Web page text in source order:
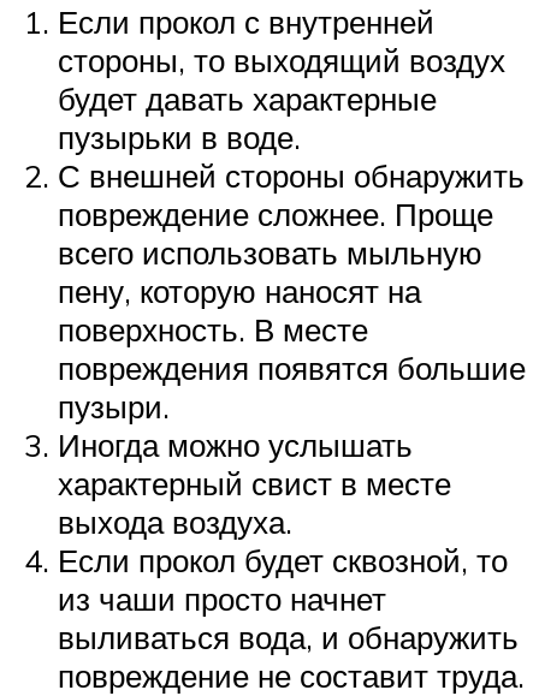
Если прокол с внутренней
стороны, то выходящий воздух
будет давать характерные
пузырьки в воде.
С внешней стороны обнаружить
повреждение сложнее. Проще
всего использовать мыльную
пену, которую наносят на
поверхность. В месте
повреждения появятся большие
пузыри.
Иногда можно услышать
характерный свист в месте
выхода воздуха.
Если прокол будет сквозной, то
из чаши просто начнет
выливаться вода, и обнаружить
повреждение не составит труда.